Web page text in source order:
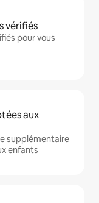
vérifiés
pour vous
aux
supplémentaire
enfants